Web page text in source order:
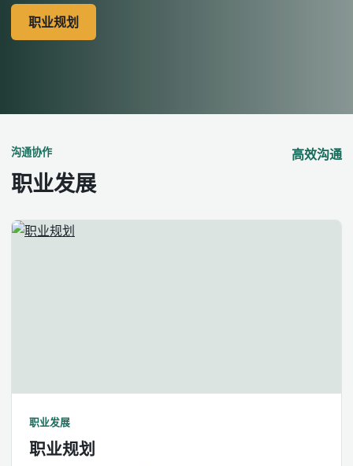
职业规划
沟通协作
职业发展
高效沟通
职业发展
职业规划